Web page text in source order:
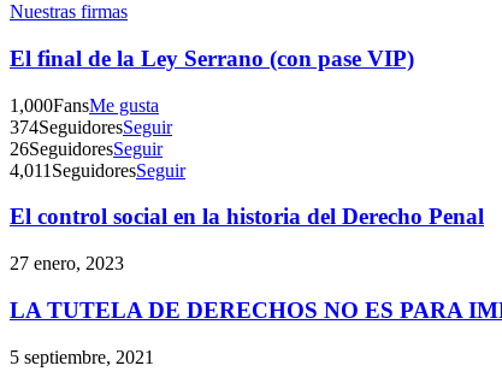
Nuestras firmas
El final de la Ley Serrano (con pase VIP)
1,000FansMe gusta
374SeguidoresSeguir
26SeguidoresSeguir
4,011 SeguidoresSeguir
El control social en la historia del Derecho Penal
27 enero, 2023
LA TUTELA DE DERECHOS NO ES PARA
5 septiembre, 2021